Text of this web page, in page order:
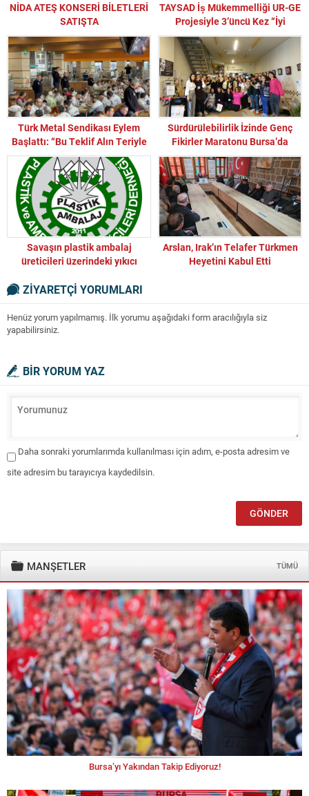
NİDA ATEŞ KONSERİ BİLETLERİ
SATIŞTA
TAYSAD İș Mükemmelliği UR-GE
Projesiyle 3’üncü Kez “İyi
Uygulama Örneği” Seçildi!
Türk Metal Sendikası Eylem
Başlattı: “Bu Teklif Alın Teriyle
Alaydır”
Sürdürülebilirlik İzinde Genç
Fikirler Maratonu Bursa’da
Hayat Buldu!
Savaşın plastik ambalaj
üreticileri üzerindeki yıkıcı
Arslan, Irak’ın Telafer Türkmen
Heyetini Kabul Etti
ZİYARETÇİ YORUMLARI
Henüz yorum yapılmamış. İlk yorumu aşağıdaki form aracılığıyla siz
yapabilirsiniz.
BİR YORUM YAZ
Daha sonraki yorumlarımda kullanılması için adım, e-posta adresim ve
site adresim bu tarayıcıya kaydedilsin.
MANŞETLER TÜMÜ
Bursa’yı Yakından Takip Ediyoruz!